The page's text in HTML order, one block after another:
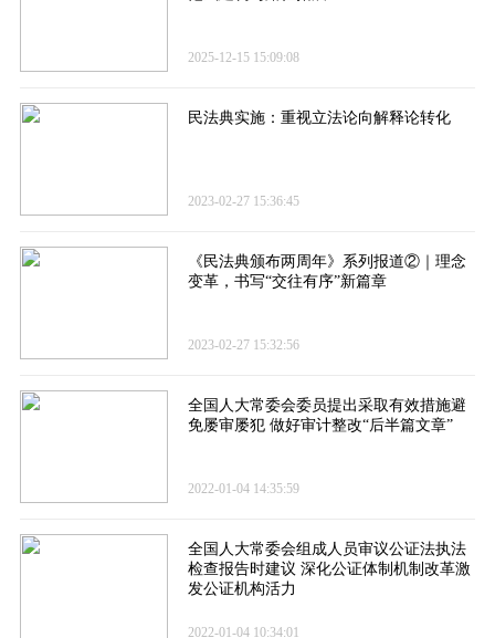
2025-12-15 15:09:08
民法典实施：重视立法论向解释论转化
2023-02-27 15:36:45
《民法典颁布两周年》系列报道②｜理念
变革，书写“交往有序”新篇章
2023-02-27 15:32:56
全国人大常委会委员提出采取有效措施避
免屡审屡犯 做好审计整改“后半篇文章”
2022-01-04 14:35:59
全国人大常委会组成人员审议公证法执法
检查报告时建议 深化公证体制机制改革激
发公证机构活力
2022-01-04 10:34:01